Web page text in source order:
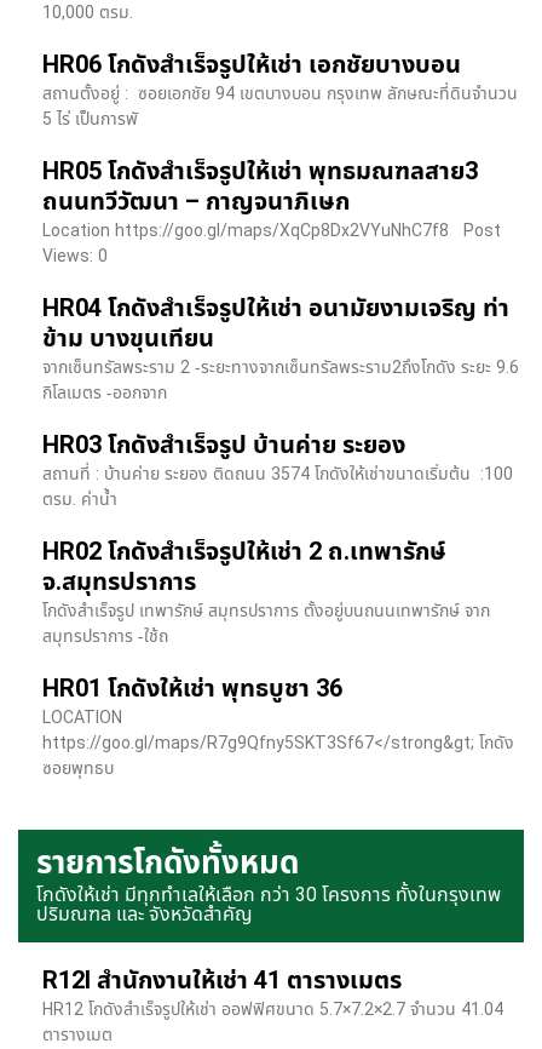
10,000 ตรม.
HR06 โกดังสำเร็จรูปให้เช่า เอกชัยบางบอน
สถานตั้งอยู่ : ซอยเอกชัย 94 เขตบางบอน กรุงเทพ ลักษณะที่ดินจำนวน
5 ไร่ เป็นการพั
HR05 โกดังสำเร็จรูปให้เช่า พุทธมณฑลสาย3
ถนนทวีวัฒนา – กาญจนาภิเษก
Location https://goo.gl/maps/XqCp8Dx2VYuNhC7f8 Post
Views: 0
HR04 โกดังสำเร็จรูปให้เช่า อนามัยงามเจริญ ท่า
ข้าม บางขุนเทียน
จากเซ็นทรัลพระราม 2 -ระยะทางจากเซ็นทรัลพระราม2ถึงโกดัง ระยะ 9.6
กิโลเมตร -ออกจาก
HR03 โกดังสำเร็จรูป บ้านค่าย ระยอง
สถานที่ : บ้านค่าย ระยอง ติดถนน 3574 โกดังให้เช่าขนาดเริ่มต้น :100
ตรม. ค่าน้ำ
HR02 โกดังสำเร็จรูปให้เช่า 2 ถ.เทพารักษ์
จ.สมุทรปราการ
โกดังสำเร็จรูป เทพารักษ์ สมุทรปราการ ตั้งอยู่บนถนนเทพารักษ์ จาก
สมุทรปราการ -ใช้ถ
HR01 โกดังให้เช่า พุทธบูชา 36
LOCATION
https://goo.gl/maps/R7g9Qfny5SKT3Sf67</strong&gt; โกดัง
ซอยพุทธบ
รายการโกดังทั้งหมด
โกดังให้เช่า มีทุกทำเลให้เลือก กว่า 30 โครงการ ทั้งในกรุงเทพ
ปริมณฑล และ จังหวัดสำคัญ
R12I สำนักงานให้เช่า 41 ตารางเมตร
HR12 โกดังสำเร็จรูปให้เช่า ออฟฟิศขนาด 5.7×7.2×2.7 จำนวน 41.04
ตารางเมต